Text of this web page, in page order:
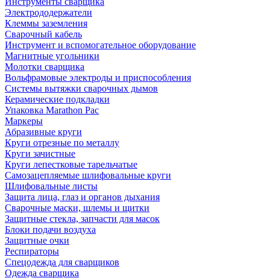
Электрододержатели
Клеммы заземления
Сварочный кабель
Инструмент и вспомогательное оборудование
Магнитные угольники
Молотки сварщика
Вольфрамовые электроды и приспособления
Системы вытяжки сварочных дымов
Керамические подкладки
Упаковка Marathon Pac
Маркеры
Абразивные круги
Круги отрезные по металлу
Круги зачистные
Круги лепестковые тарельчатые
Самозацепляемые шлифовальные круги
Шлифовальные листы
Защита лица, глаз и органов дыхания
Сварочные маски, шлемы и щитки
Защитные стекла, запчасти для масок
Блоки подачи воздуха
Защитные очки
Респираторы
Спецодежда для сварщиков
Одежда сварщика